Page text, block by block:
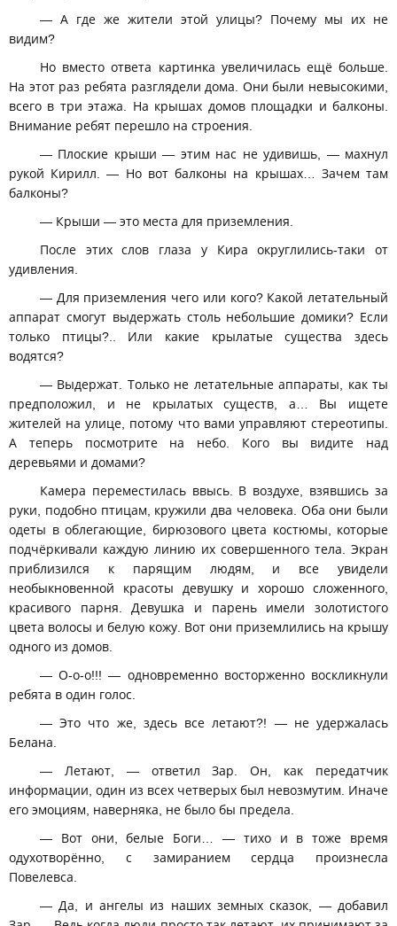
— А где же жители этой улицы? Почему мы их не
видим?
Но вместо ответа картинка увеличилась ещё больше.
На этот раз ребята разглядели дома. Они были невысокими,
всего в три этажа. На крышах домов площадки и балконы.
Внимание ребят перешло на строения.
— Плоские крыши — этим нас не удивишь, — махнул
рукой Кирилл. — Но вот балконы на крышах… Зачем там
балконы?
— Крыши — это места для приземления.
После этих слов глаза у Кира округлились-таки от
удивления.
— Для приземления чего или кого? Какой летательный
аппарат смогут выдержать столь небольшие домики? Если
только птицы?.. Или какие крылатые существа здесь
водятся?
— Выдержат. Только не летательные аппараты, как ты
предположил, и не крылатых существ, а… Вы ищете
жителей на улице, потому что вами управляют стереотипы.
А теперь посмотрите на небо. Кого вы видите над
деревьями и домами?
Камера переместилась ввысь. В воздухе, взявшись за
руки, подобно птицам, кружили два человека. Оба они были
одеты в облегающие, бирюзового цвета костюмы, которые
подчёркивали каждую линию их совершенного тела. Экран
приблизился к парящим людям, и все увидели
необыкновенной красоты девушку и хорошо сложенного,
красивого парня. Девушка и парень имели золотистого
цвета волосы и белую кожу. Вот они приземлились на крышу
одного из домов.
— О-о-о!!! — одновременно восторженно воскликнули
ребята в один голос.
— Это что же, здесь все летают?! — не удержалась
Белана.
— Летают, — ответил Зар. Он, как передатчик
информации, один из всех четверых был невозмутим. Иначе
его эмоциям, наверняка, не было бы предела.
— Вот они, белые Боги… — тихо и в тоже время
одухотворённо, с замиранием сердца произнесла
Повелевса.
— Да, и ангелы из наших земных сказок, — добавил